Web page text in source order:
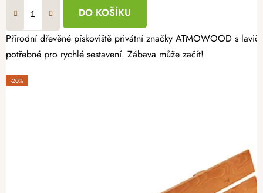
DO KOŠÍKU
Přírodní dřevěné pískoviště privátní značky ATMOWOOD s
potřebné pro rychlé sestavení. Zábava může začít!
-20%